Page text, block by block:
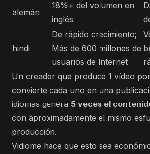
alemán
18%+ del volumen en
inglés
hindi
De rápido crecimiento;
Más de 600 millones de
usuarios de Internet
Un creador que produce 1 vídeo
convierte cada uno en una
idiomas genera 5 veces el
con aproximadamente el mismo
producción.
Vidiome hace que esto sea